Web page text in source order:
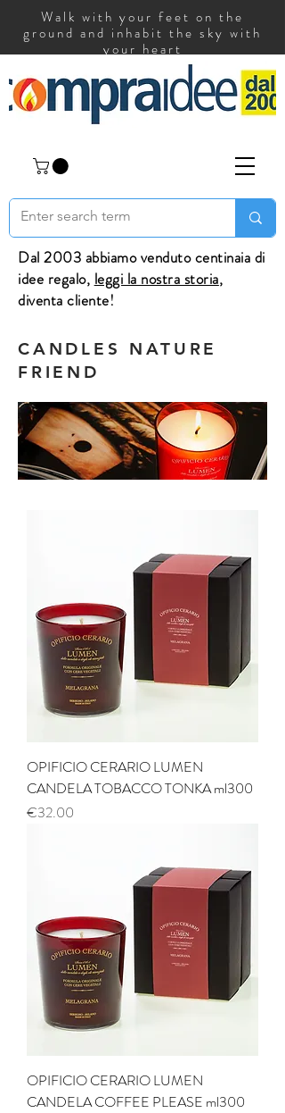
Walk with your feet on the
ground and inhabit the sky with
your heart
Dal 2003 abbiamo venduto centinaia di
idee regalo, leggi la nostra storia,
diventa cliente!
CANDLES NATURE
FRIEND
OPIFICIO CERARIO LUMEN
CANDELA TOBACCO TONKA ml300
Price
€32.00
OPIFICIO CERARIO LUMEN
CANDELA COFFEE PLEASE ml300